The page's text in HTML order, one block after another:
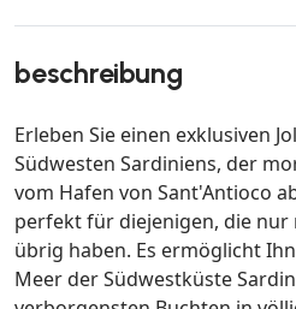
beschreibung
Erleben Sie einen exklusiven
Südwesten Sardiniens, der
vom Hafen von Sant'Antioco
perfekt für diejenigen, die nur
übrig haben. Es ermöglicht
Meer der Südwestküste